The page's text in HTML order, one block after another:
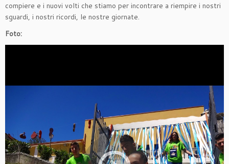
compiere e i nuovi volti che stiamo per incontrare a riempire i nostri
sguardi, i nostri ricordi, le nostre giornate.
Foto: